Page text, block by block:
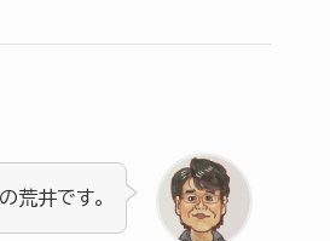
荒井です。